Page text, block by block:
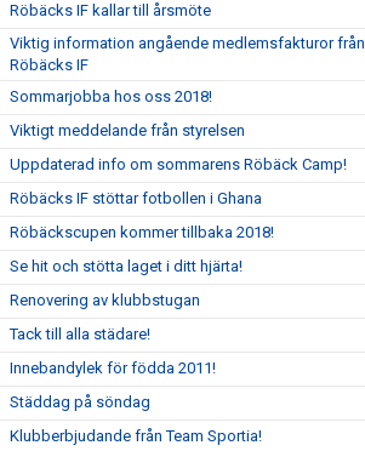
Röbäcks IF kallar till årsmöte
Viktig information angående medlemsfakturor från
Röbäcks IF
Sommarjobba hos oss 2018!
Viktigt meddelande från styrelsen
Uppdaterad info om sommarens Röbäck Camp!
Röbäcks IF stöttar fotbollen i Ghana
Röbäckscupen kommer tillbaka 2018!
Se hit och stötta laget i ditt hjärta!
Renovering av klubbstugan
Tack till alla städare!
Innebandylek för födda 2011!
Städdag på söndag
Klubberbjudande från Team Sportia!